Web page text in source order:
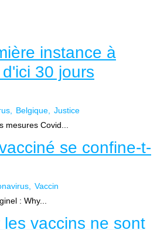
instance à
30 jours
Belgique
Justice
Covid...
se confine-t-
Vaccin
: Why...
vaccins ne sont